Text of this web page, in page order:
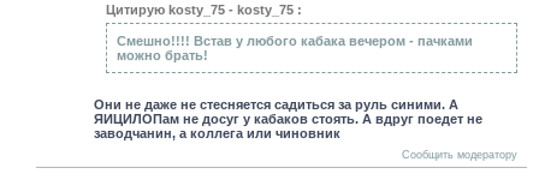
Цитирую kosty_75 - kosty_75 :
Смешно!!!! Встав у любого кабака вечером - пачками
можно брать!
Они не даже не стесняется садиться за руль синими. А
ЯИЦИЛОПам не досуг у кабаков стоять. А вдруг поедет не
заводчанин, а коллега или чиновник
Сообщить модератору